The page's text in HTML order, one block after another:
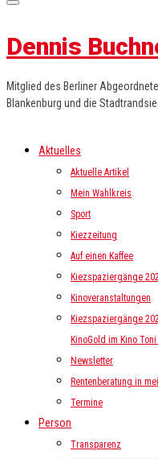
Dennis
Mitglied des Berliner
Blankenburg und die
Aktuelles
Aktuelle Artikel
Mein Wahlkreis
Sport
Kiezzeitung
Auf einen Kaffee
Kiezspaziergänge
Kinoveranstaltungen
Kiezspaziergänge
KinoGold im Kino
Newsletter
Rentenberatung in
Termine
Person
Transparenz